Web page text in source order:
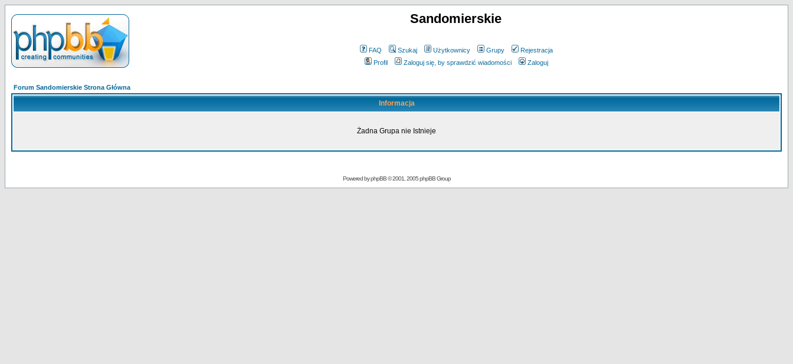
Sandomierskie
FAQ Szukaj Użytkownicy Grupy
Rejestracja
Profil
Zaloguj się, by sprawdzić wiadomości Zaloguj
Forum Sandomierskie Strona Główna
Informacja
Żadna Grupa nie Istnieje
Powered byphpBB© 2001, 2005 phpBB Group